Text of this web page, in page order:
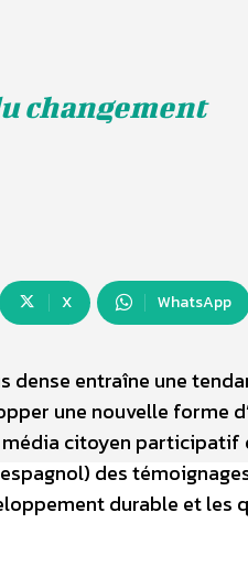
changement
X WhatsApp
dense entraîne une
une nouvelle forme
média citoyen
des
durable et les